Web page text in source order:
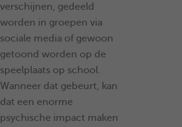
verschijnen, gedeeld
worden in groepen via
sociale media of gewoon
getoond worden op de
speelplaats op school.
Wanneer dat gebeurt, kan
dat een enorme
psychische impact maken